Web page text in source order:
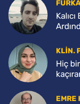
KLIN.
Hiç
EMRE